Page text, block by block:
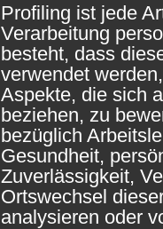
Profiling ist jede
Verarbeitung
besteht, dass
verwendet
Aspekte, die sich
beziehen, zu
bezüglich
Gesundheit,
Zuverlässigkeit,
Ortswechsel
analysieren oder